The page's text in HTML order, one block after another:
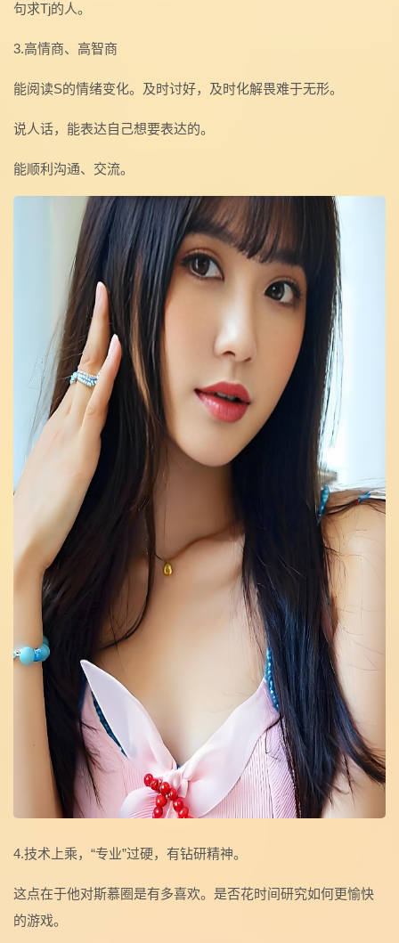
句求Tj的人。
3.高情商、高智商
能阅读S的情绪变化。及时讨好，及时化解畏难于无形。
说人话，能表达自己想要表达的。
能顺利沟通、交流。
4.技术上乘，“专业”过硬，有钻研精神。
这点在于他对斯慕圈是有多喜欢。是否花时间研究如何更愉快
的游戏。